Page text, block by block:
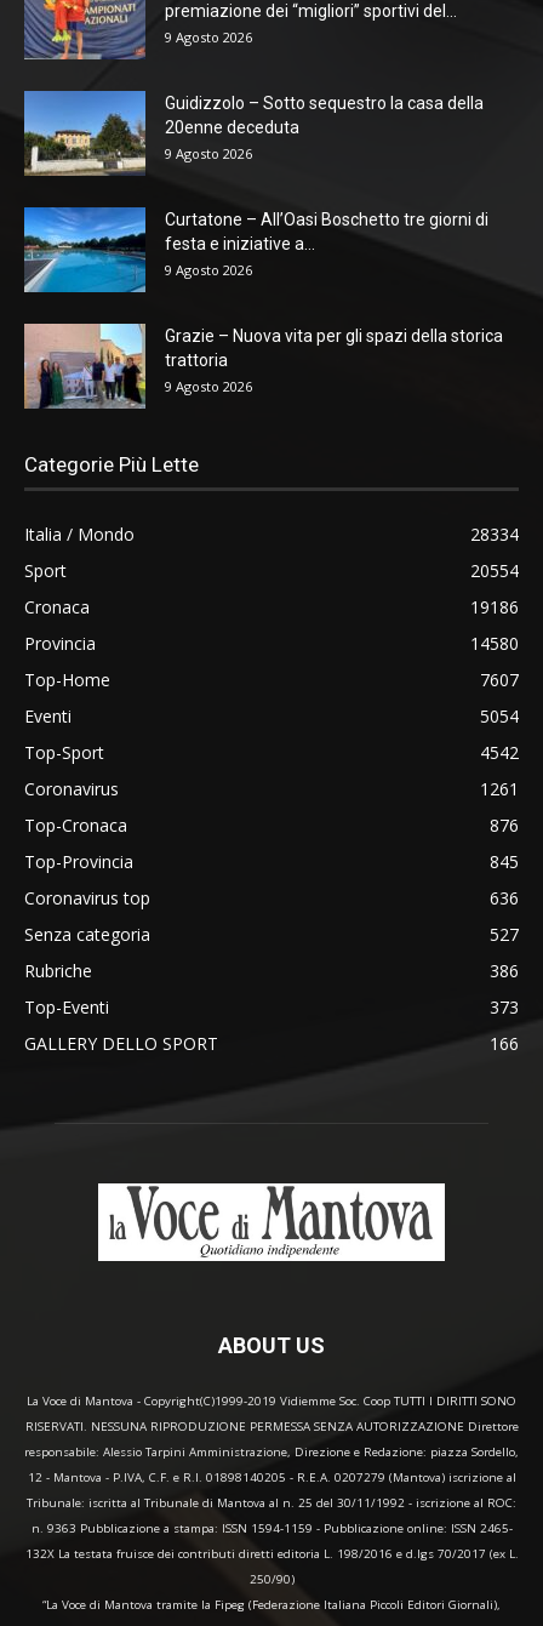
premiazione dei “migliori” sportivi del...
9 Agosto 2026
Guidizzolo – Sotto sequestro la casa della
20enne deceduta
9 Agosto 2026
Curtatone – All’Oasi Boschetto tre giorni di
festa e iniziative a...
9 Agosto 2026
Grazie – Nuova vita per gli spazi della storica
trattoria
9 Agosto 2026
Categorie Più Lette
Italia / Mondo
28334
Sport
20554
Cronaca
19186
Provincia
14580
Top-Home
7607
Eventi
5054
Top-Sport
4542
Coronavirus
1261
Top-Cronaca
876
Top-Provincia
845
Coronavirus top
636
Senza categoria
527
Rubriche
386
Top-Eventi
373
GALLERY DELLO SPORT
166
ABOUT US
La Voce di Mantova - Copyright(C)1999-2019 Vidiemme Soc. Coop TUTTI I DIRITTI SONO
RISERVATI. NESSUNA RIPRODUZIONE PERMESSA SENZA AUTORIZZAZIONE Direttore
responsabile: Alessio Tarpini Amministrazione, Direzione e Redazione: piazza Sordello,
12 - Mantova - P.IVA, C.F. e R.I. 01898140205 - R.E.A. 0207279 (Mantova) iscrizione al
Tribunale: iscritta al Tribunale di Mantova al n. 25 del 30/11/1992 - iscrizione al ROC:
n. 9363 Pubblicazione a stampa: ISSN 1594-1159 - Pubblicazione online: ISSN 2465-
132X La testata fruisce dei contributi diretti editoria L. 198/2016 e d.lgs 70/2017 (ex L.
250/90)
“La Voce di Mantova tramite la Fipeg (Federazione Italiana Piccoli Editori Giornali),